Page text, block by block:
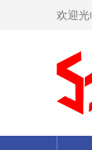
欢迎光